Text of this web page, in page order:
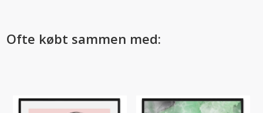
Ofte købt sammen med: